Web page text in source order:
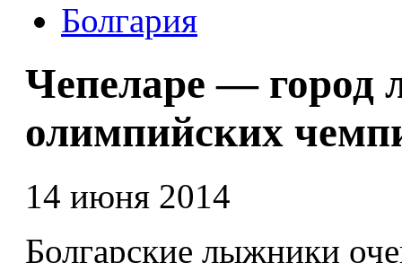
Болгария
Чепеларе — город
олимпийских
14 июня 2014
Болгарские лыжники